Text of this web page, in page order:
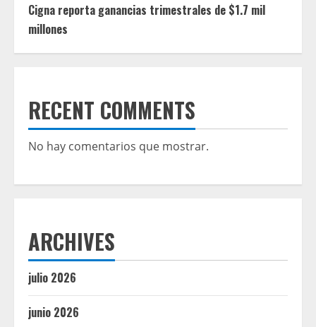
Cigna reporta ganancias trimestrales de $1.7 mil
millones
RECENT COMMENTS
No hay comentarios que mostrar.
ARCHIVES
julio 2026
junio 2026